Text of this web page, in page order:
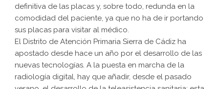
definitiva de las placas y, sobre todo, redunda en la
comodidad del paciente, ya que no ha de ir portando
sus placas para visitar al médico.
El Distrito de Atención Primaria Sierra de Cádiz ha
apostado desde hace un año por el desarrollo de las
nuevas tecnologías. A la puesta en marcha de la
radiología digital, hay que añadir, desde el pasado